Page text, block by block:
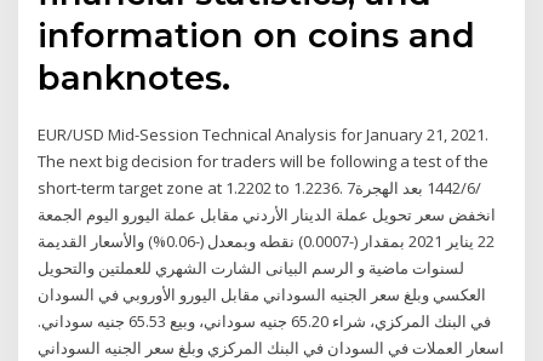
information on coins and
banknotes.
EUR/USD Mid-Session Technical Analysis for January 21, 2021.
The next big decision for traders will be following a test of the
short-term target zone at 1.2202 to 1.2236. 7‏‏/6‏‏/1442 بعد الهجرة
انخفض سعر تحويل عملة الدينار الأردني مقابل عملة اليورو اليوم الجمعة
22 يناير 2021 بمقدار (-0.0007) نقطه وبمعدل (-0.06%) والأسعار القديمة
لسنوات ماضية و الرسم البيانى الشارت الشهري للعملتين والتحويل
العكسي وبلغ سعر الجنيه السوداني مقابل اليورو الأوروبي في السودان
في البنك المركزي، شراء 65.20 جنيه سوداني، وبيع 65.53 جنيه سوداني.
اسعار العملات في السودان في البنك المركزي وبلغ سعر الجنيه السوداني